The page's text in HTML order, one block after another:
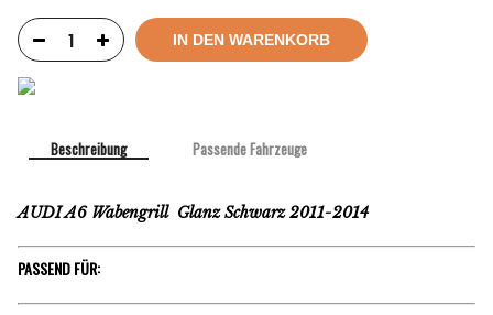
IN DEN WARENKORB
Beschreibung Passende Fahrzeuge
AUDI A6 Wabengrill Glanz Schwarz 2011-2014
PASSEND FÜR: